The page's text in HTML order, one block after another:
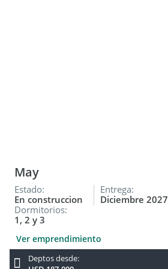
May
Estado:
En construccion
Entrega:
Diciembre 2027
Dormitorios:
1, 2 y 3
Ver emprendimiento
Deptos desde: